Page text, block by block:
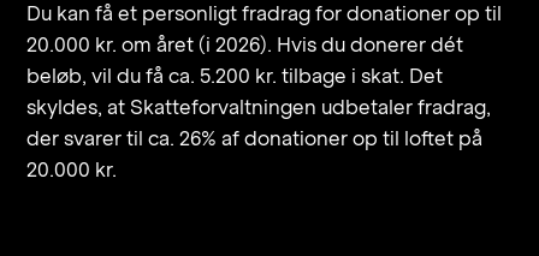
Du kan få et personligt fradrag for donationer op til
20.000 kr. om året (i 2026). Hvis du donerer dét
beløb, vil du få ca. 5.200 kr. tilbage i skat. Det
skyldes, at Skatteforvaltningen udbetaler fradrag,
der svarer til ca. 26% af donationer op til loftet på
20.000 kr.